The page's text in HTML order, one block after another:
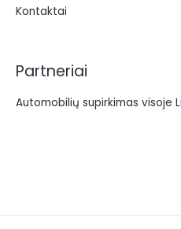
Kontaktai
Partneriai
Automobilių supirkimas visoje